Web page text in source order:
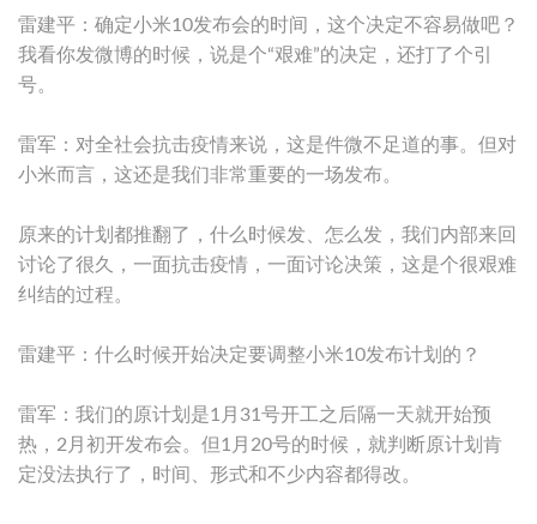
雷建平：确定小米10发布会的时间，这个决定不容易做吧？
我看你发微博的时候，说是个“艰难”的决定，还打了个引
号。
雷军：对全社会抗击疫情来说，这是件微不足道的事。但对
小米而言，这还是我们非常重要的一场发布。
原来的计划都推翻了，什么时候发、怎么发，我们内部来回
讨论了很久，一面抗击疫情，一面讨论决策，这是个很艰难
纠结的过程。
雷建平：什么时候开始决定要调整小米10发布计划的？
雷军：我们的原计划是1月31号开工之后隔一天就开始预
热，2月初开发布会。但1月20号的时候，就判断原计划肯
定没法执行了，时间、形式和不少内容都得改。